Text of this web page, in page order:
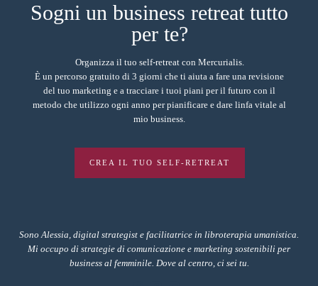
Sogni un business retreat tutto
per te?
Organizza il tuo self-retreat con Mercurialis.
È un percorso gratuito di 3 giorni che ti aiuta a fare una revisione
del tuo marketing e a tracciare i tuoi piani per il futuro con il
metodo che utilizzo ogni anno per pianificare e dare linfa vitale al
mio business.
CREA IL TUO SELF-RETREAT
Sono Alessia, digital strategist e facilitatrice in libroterapia umanistica.
Mi occupo di strategie di comunicazione e marketing sostenibili per
business al femminile. Dove al centro, ci sei tu.